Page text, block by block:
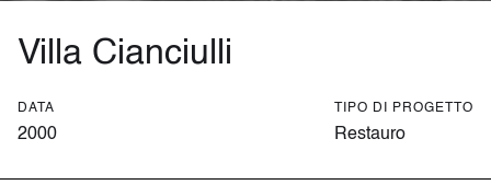
Villa Cianciulli
DATA
2000
TIPO DI PROGETTO
Restauro